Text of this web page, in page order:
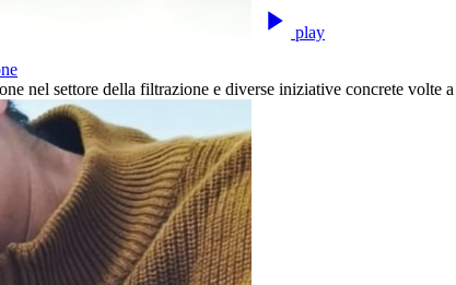
play
nel settore della filtrazione e diverse iniziative concrete volte